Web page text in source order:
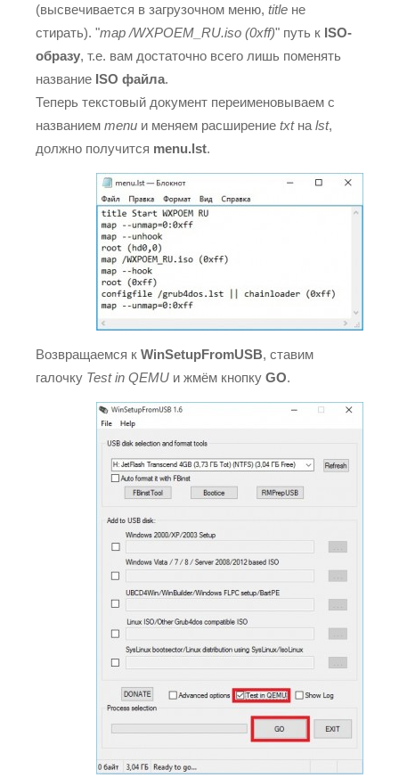
(высвечивается в загрузочном меню, title не
стирать). "map /WXPOEM_RU.iso (0xff)" путь к ISO-
образу, т.е. вам достаточно всего лишь поменять
название ISO файла.
Теперь текстовый документ переименовываем с
названием menu и меняем расширение txtна lst,
должно получится menu.lst.
Возвращаемся к WinSetupFromUSB, ставим
галочку Test in QEMU и жмём кнопку GO.